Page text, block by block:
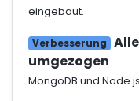
eingebaut.
Verbesserung
umgezogen
MongoDB und